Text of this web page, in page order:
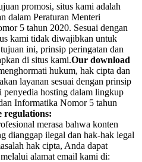
promosi, situs kami adalah
dalam Peraturan Menteri
5 tahun 2020. Sesuai dengan
kami tidak diwajibkan untuk
ini, prinsip peringatan dan
di situs kami.Our download
hukum, hak cipta dan
layanan sesuai dengan prinsip
penyedia hosting dalam lingkup
Informatika Nomor 5 tahun
regulations:
merasa bahwa konten
dianggap ilegal dan hak-hak legal
hak cipta, Anda dapat
alamat email kami di: